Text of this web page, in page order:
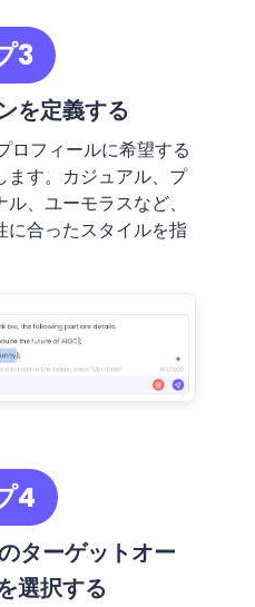
3
を定義する
フィールに希望する
ます。カジュアル、プ
、ユーモラスなど、
に合ったスタイルを指
4
ターゲットオー
選択する